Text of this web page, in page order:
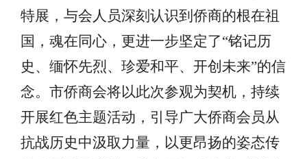
特展，与会人员深刻认识到侨商的根在祖
国，魂在同心，更进一步坚定了“铭记历
史、缅怀先烈、珍爱和平、开创未来”的信
念。市侨商会将以此次参观为契机，持续
开展红色主题活动，引导广大侨商会员从
抗战历史中汲取力量，以更昂扬的姿态传